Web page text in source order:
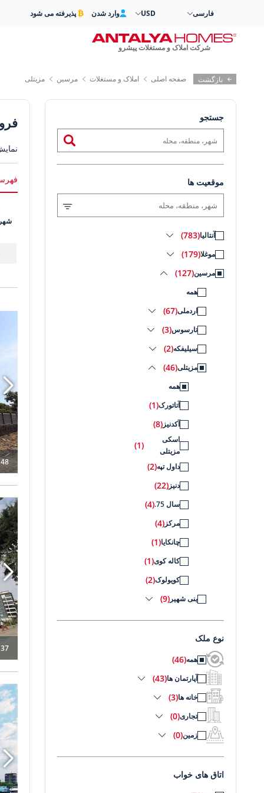
بازگشت صفحه اصلی املاک و مستغلات مرسین مزیتلی
جستجو
موقعیت ها
آنتالیا(783)
موغلا(179)
مرسین(127)
همه
اردملی(67)
تارسوس(3)
سیلیفکه(2)
مزیتلی(46)
همه
آتاتورک(1)
آکدنیز(8)
اسکی
مزیتلی
(1)
داول تپه(2)
دنیز(22)
سال 75. (4)
مرکز(4)
چانکایا(1)
کاله کوی(1)
کویولوک(2)
ینی شهیر(9)
نوع ملک
همه(46)
آپارتمان ها(43)
خانه ها(3)
تجاری(0)
زمین(0)
اتاق های خواب
فارسی USD وارد شدن پذیرفته می شود
شرکت املاک و مستغلات پیشرو